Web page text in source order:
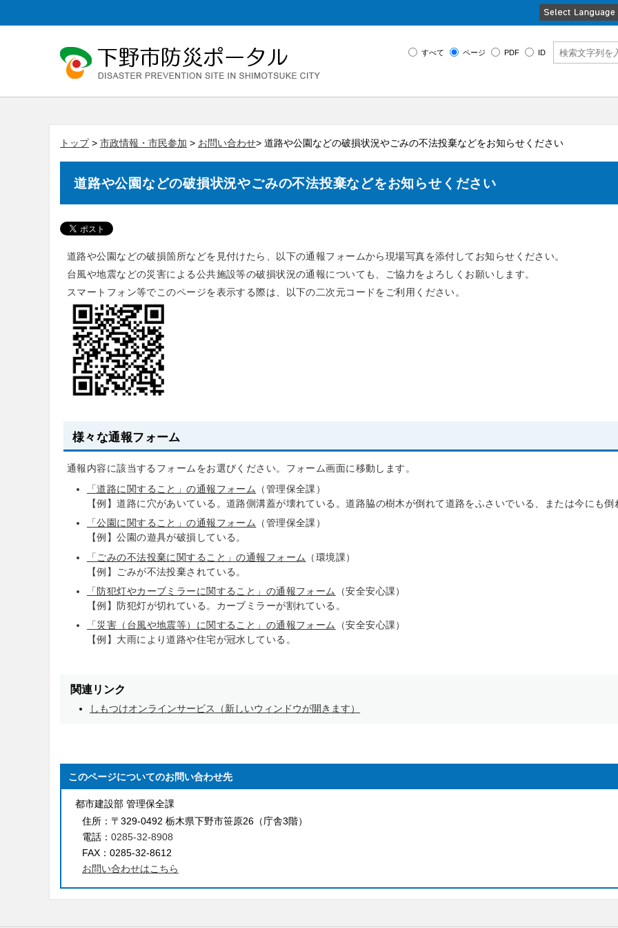
すべて ページ PDF ID
トップ> 市政情報・市民参加 > お問い合わせ> 道路や公園などの破損状況やごみの不法投棄などをお知らせください
道路や公園などの破損状況やごみの不法投棄などをお知らせください
道路や公園などの破損箇所などを見付けたら、以下の通報フォームから現場写真を添付してお知らせください。
台風や地震などの災害による公共施設等の破損状況の通報についても、ご協力をよろしくお願いします。
スマートフォン等でこのページを表示する際は、以下の二次元コードをご利用ください。
様々な通報フォーム
通報内容に該当するフォームをお選びください。フォーム画面に移動します。
「道路に関すること」の通報フォーム
（管理保全課）
【例】道路に穴があいている。道路側溝蓋が壊れている。道路脇の樹木が倒れて道路をふさいでいる、または今にも倒
「公園に関すること」の通報フォーム （管理保全課）
【例】公園の遊具が破損している。
「ごみの不法投棄に関すること」の通報フォーム
（環境課）
【例】ごみが不法投棄されている。
「防犯灯やカーブミラーに関すること」の通報フォーム
（安全安心課）
【例】防犯灯が切れている。カーブミラーが割れている。
「災害（台風や地震等）に関すること」の通報フォーム
（安全安心課）
【例】大雨により道路や住宅が冠水している。
関連リンク
しもつけオンラインサービス（新しいウィンドウが開きます）
このページについてのお問い合わせ先
都市建設部 管理保全課
住所： 〒329-0492 栃木県下野市笹原26（庁舎3階）
電話： 0285-32-8908
FAX： 0285-32-8612
お問い合わせはこちら